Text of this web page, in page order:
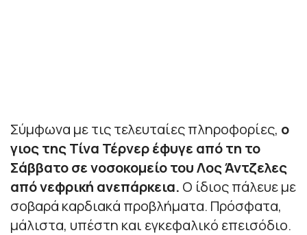
Σύμφωνα με τις τελευταίες πληροφορίες, ο
γιος της Τίνα Τέρνερ έφυγε από τη το
Σάββατο σε νοσοκομείο του Λος Άντζελες
από νεφρική ανεπάρκεια. Ο ίδιος πάλευε με
σοβαρά καρδιακά προβλήματα. Πρόσφατα,
μάλιστα, υπέστη και εγκεφαλικό επεισόδιο.